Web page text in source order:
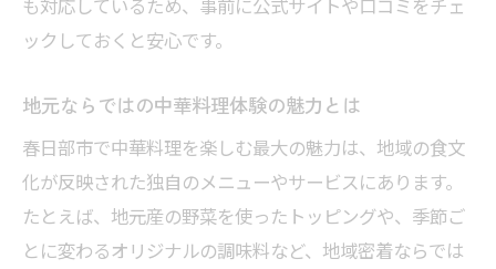
も対応しているため、事前に公式サイトや口コミをチェ
ックしておくと安心です。
地元ならではの中華料理体験の魅力とは
春日部市で中華料理を楽しむ最大の魅力は、地域の食文
化が反映された独自のメニューやサービスにあります。
たとえば、地元産の野菜を使ったトッピングや、季節ご
とに変わるオリジナルの調味料など、地域密着ならでは